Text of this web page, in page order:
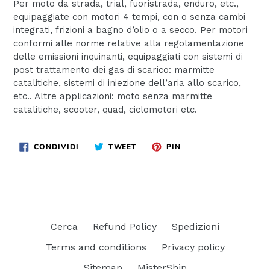
Per moto da strada, trial, fuoristrada, enduro, etc.,
equipaggiate con motori 4 tempi, con o senza cambi
integrati, frizioni a bagno d’olio o a secco. Per motori
conformi alle norme relative alla regolamentazione
delle emissioni inquinanti, equipaggiati con sistemi di
post trattamento dei gas di scarico: marmitte
catalitiche, sistemi di iniezione dell’aria allo scarico,
etc.. Altre applicazioni: moto senza marmitte
catalitiche, scooter, quad, ciclomotori etc.
CONDIVIDI CONDIVIDITWEET TWITTAPIN
Cerca Refund Policy
Spedizioni
Terms and conditions
Privacy policy